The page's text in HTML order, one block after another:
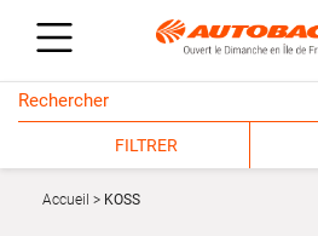
FILTRER
Accueil KOSS